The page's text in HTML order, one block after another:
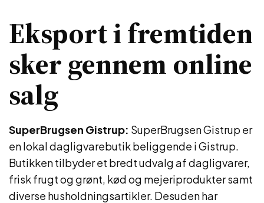
Eksport i fremtiden
sker gennem online
salg
SuperBrugsen Gistrup: SuperBrugsen Gistrup er
en lokal dagligvarebutik beliggende i Gistrup.
Butikken tilbyder et bredt udvalg af dagligvarer,
frisk frugt og grønt, kød og mejeriprodukter samt
diverse husholdningsartikler. Desuden har